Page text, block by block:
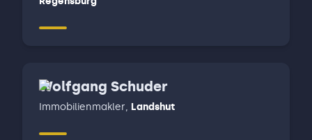
Wolfgang Schuder
Immobilienmakler, Landshut